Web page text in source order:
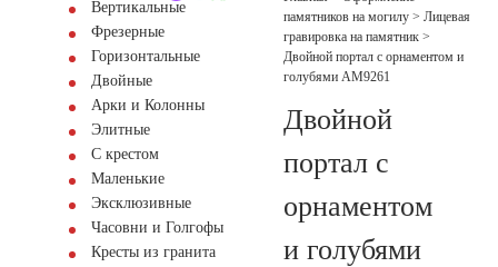
Вертикальные
Фрезерные
Горизонтальные
Двойные
Арки и Колонны
Элитные
С крестом
Маленькие
Эксклюзивные
Часовни и Голгофы
Кресты из гранита
памятников на могилу > Лицевая
гравировка на памятник >
Двойной портал с орнаментом и
голубями AM9261
Двойной
портал с
орнаментом
и голубями